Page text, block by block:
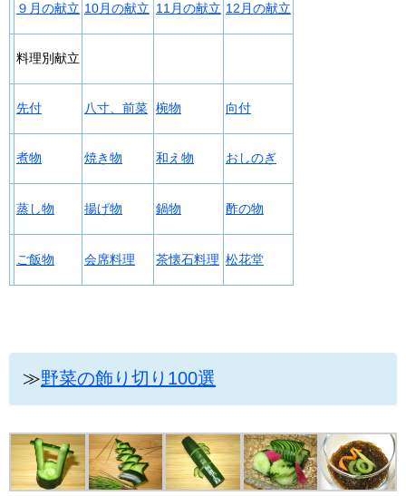
９月の献立 10月の献立 11月の献立 12月の献立
料理別献立
先付 八寸、前菜 椀物 向付
煮物 焼き物 和え物 おしのぎ
蒸し物 揚げ物 鍋物 酢の物
ご飯物 会席料理 茶懐石料理 松花堂
≫野菜の飾り切り100選